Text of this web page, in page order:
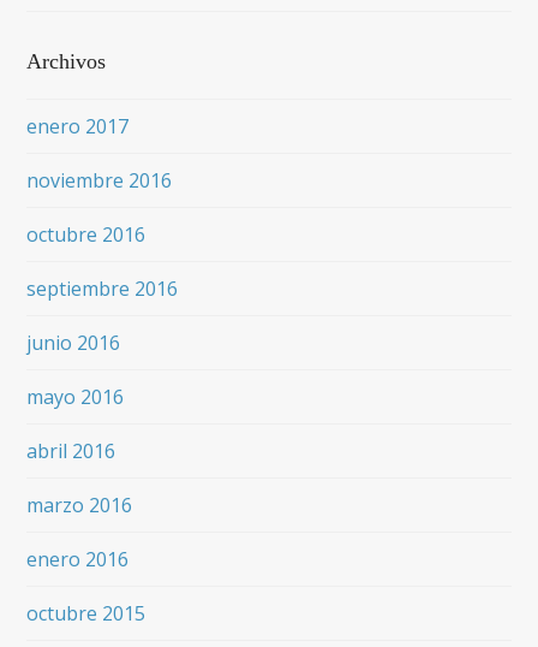
Archivos
enero 2017
noviembre 2016
octubre 2016
septiembre 2016
junio 2016
mayo 2016
abril 2016
marzo 2016
enero 2016
octubre 2015